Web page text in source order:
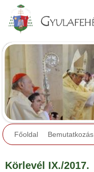
Főoldal Bemutatkozás
Körlevél IX./2017.